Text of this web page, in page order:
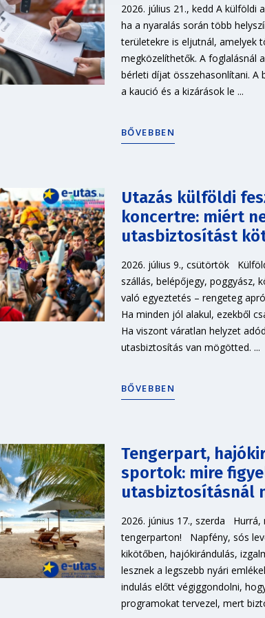
2026. július 21., kedd A külföldi
ha a nyaralás során több
területekre is eljutnál, amelyek
megközelíthetők. A foglalásnál
bérleti díjat összehasonlítani. A
a kaució és a kizárások le ...
BŐVEBBEN
Utazás külföldi
koncertre: miért
utasbiztosítást
2026. július 9., csütörtök
szállás, belépőjegy, poggyász,
való egyeztetés – rengeteg
Ha minden jól alakul, ezekből
Ha viszont váratlan helyzet
utasbiztosítás van mögötted. ...
BŐVEBBEN
Tengerpart,
sportok: mire
utasbiztosításnál
2026. június 17., szerda Hurrá,
tengerparton! Napfény, sós
kikötőben, hajókirándulás,
lesznek a legszebb nyári
indulás előtt végiggondolni,
programokat tervezel, mert